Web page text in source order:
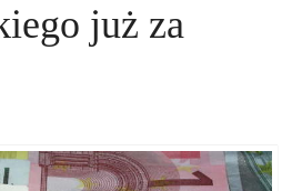
już za